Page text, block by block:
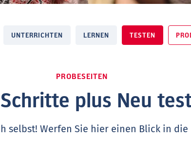
UNTERRICHTEN LERNEN TESTEN
PROBESEITEN
Schritte plus Neu
selbst! Werfen Sie hier einen Blick in